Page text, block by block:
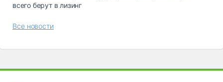
всего берут в лизинг
Все новости